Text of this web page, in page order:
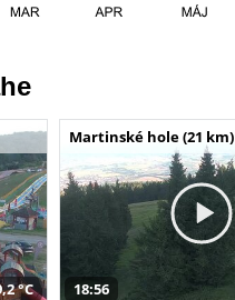
°C
Martinské hole (21 km)
18:56